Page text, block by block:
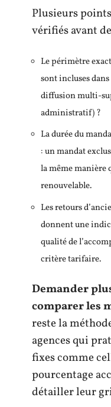
Plusieurs
vérifiés avant
Le périmètre
sont incluses
diffusion multi-
administratif) ?
La durée du
: un mandat
la même manière
renouvelable.
Les retours
donnent une
qualité de
critère tarifaire.
Demander
comparer les
reste la
agences qui
fixes comme
pourcentage
détailler leur